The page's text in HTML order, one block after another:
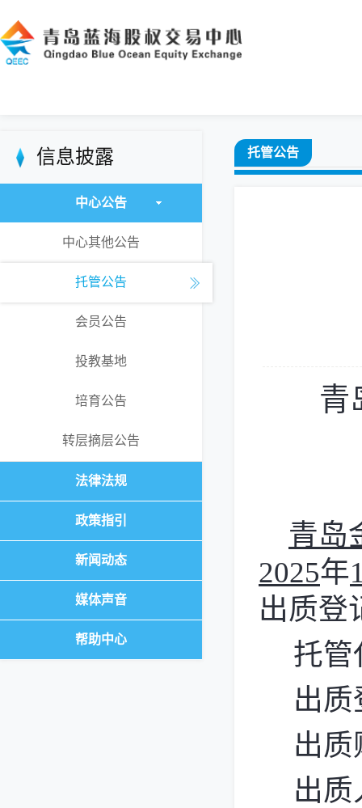
信息披露
中心公告
中心其他公告
托管公告
会员公告
投教基地
培育公告
转层摘层公告
法律法规
政策指引
新闻动态
媒体声音
帮助中心
托管公告
青
青岛
2025年
出质登
托管
出
出
出质